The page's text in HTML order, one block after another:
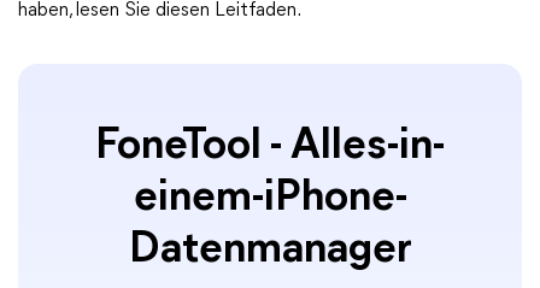
haben, lesen Sie diesen Leitfaden.
FoneTool - Alles-in-
einem-iPhone-
Datenmanager